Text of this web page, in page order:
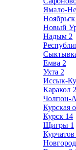
Ямало-
Ноябрьск
Новый
Надым 2
Емва 2
Ухта 2
Иссык-
Каракол 2
Чолпон-
Курская
Курск 14
Щигры 1
Курчатов